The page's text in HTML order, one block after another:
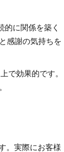
に関係を築く
感謝の気持ちを
で効果的です。
。実際にお客様